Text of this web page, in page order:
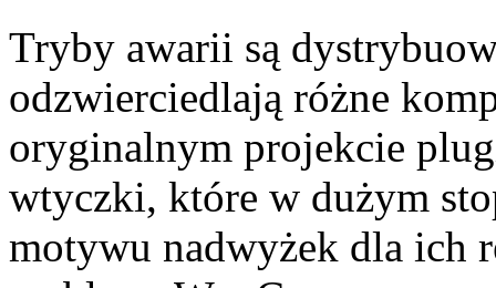
Tryby awarii są
odzwierciedlają różne
oryginalnym projekcie
wtyczki, które w dużym
motywu nadwyżek dla ich